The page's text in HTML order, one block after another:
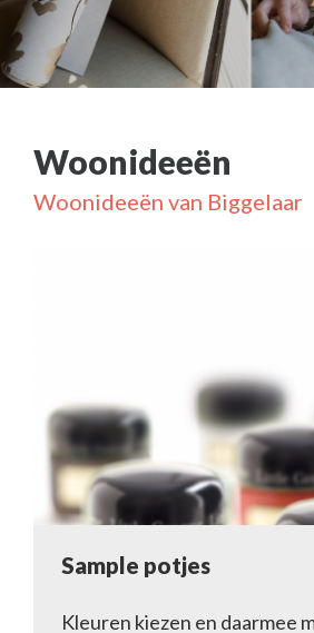
Woonideeën
Woonideeën van Biggelaar
Sample potjes
Kleuren kiezen en daarmee